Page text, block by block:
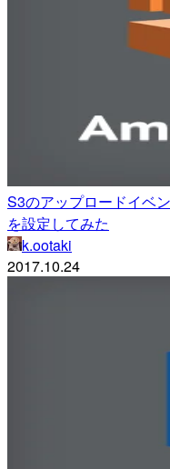
S3のアップロードイベ
を設定してみた
k.ootaki
2017.10.24